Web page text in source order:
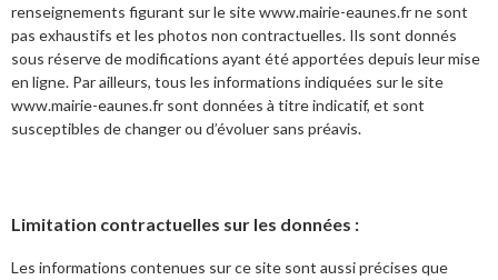
renseignements figurant sur le site www.mairie-eaunes.fr ne sont
pas exhaustifs et les photos non contractuelles. Ils sont donnés
sous réserve de modifications ayant été apportées depuis leur mise
en ligne. Par ailleurs, tous les informations indiquées sur le site
www.mairie-eaunes.fr sont données à titre indicatif, et sont
susceptibles de changer ou d’évoluer sans préavis.
Limitation contractuelles sur les données :
Les informations contenues sur ce site sont aussi précises que